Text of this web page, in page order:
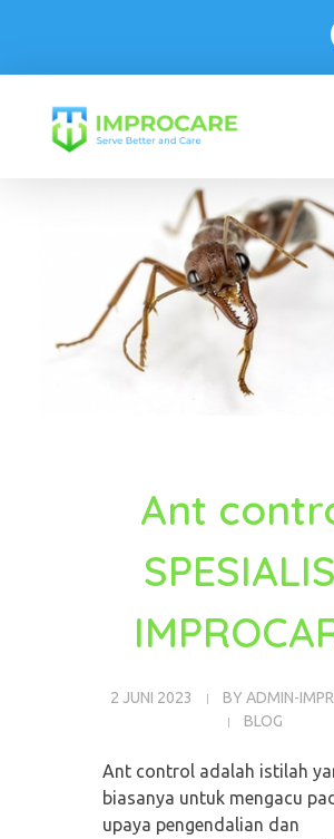
Ant
2 JUNI 2023 BY ADMIN-
BLOG
Ant control adalah istilah
biasanya untuk mengacu
upaya pengendalian dan